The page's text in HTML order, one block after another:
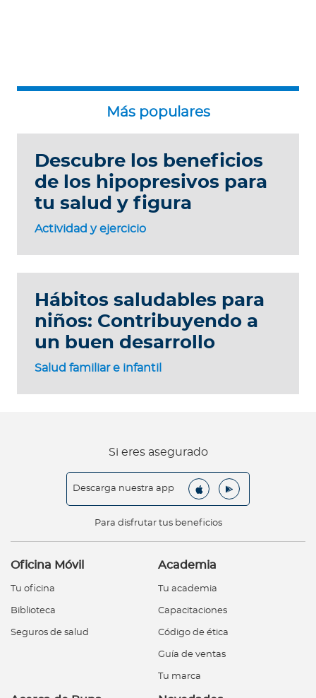
Actividad y ejercicio
Descubre los beneficios
de los hipopresivos para
tu salud y figura
Salud familiar e infantil
Hábitos saludables para
niños: Contribuyendo a
un buen desarrollo
Si eres asegurado
Descarga nuestra app
Para disfrutar tus beneficios
Oficina Móvil
Tu oficina
Biblioteca
Seguros de salud
Academia
Tu academia
Capacitaciones
Código de ética
Guía de ventas
Tu marca